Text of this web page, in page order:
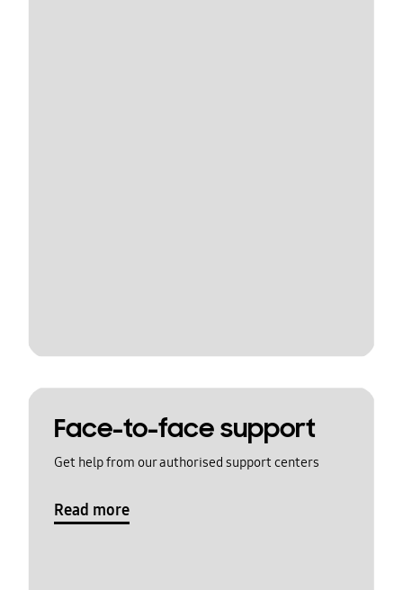
Face-to-face support
Get help from our authorised support centers
Read more